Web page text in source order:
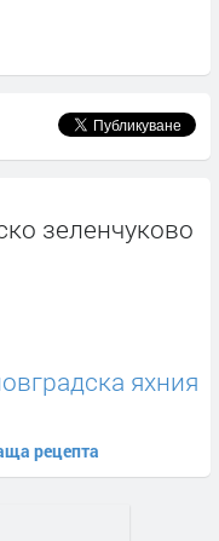
зеленчуково
яхния
рецепта